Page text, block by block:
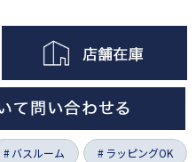
バスルーム ラッピングOK